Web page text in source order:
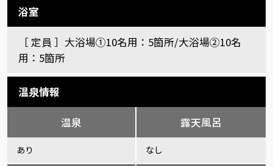
浴室
［ 定員 ］大浴場①10名用：5箇所/大浴場②10名
用：5箇所
温泉情報
温泉
あり
露天風呂
なし